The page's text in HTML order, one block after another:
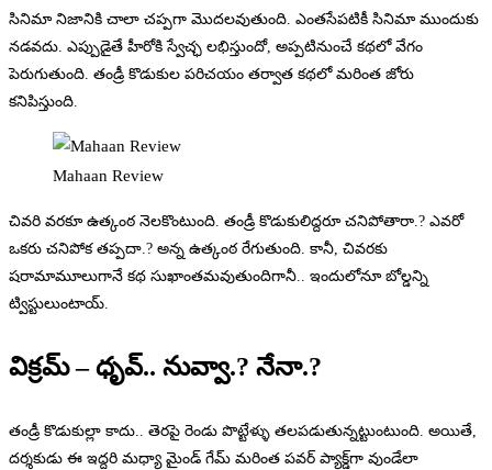
సినిమా నిజానికి చాలా చప్పగా మొదలవుతుంది. ఎంతసేపటికీ సినిమా ముందుకు
నడవదు. ఎప్పుడైతే హీరోకి స్వేచ్ఛ లభిస్తుందో, అప్పటినుంచే కథలో వేగం
పెరుగుతుంది. తండ్రీ కొడుకుల పరిచయం తర్వాత కథలో మరింత జోరు
కనిపిస్తుంది.
Mahaan Review
చివరి వరకూ ఉత్కంఠ నెలకొంటుంది. తండ్రీ కొడుకులిద్దరూ చనిపోతారా.? ఎవరో
ఒకరు చనిపోక తప్పదా.? అన్న ఉత్కంఠ రేగుతుంది. కానీ, చివరకు
షరామామూలుగానే కథ సుఖాంతమవుతుందిగానీ.. ఇందులోనూ బోల్డన్ని
ట్విస్టులుంటాయ్.
విక్రమ్ – ధృవ్.. నువ్వా.? నేనా.?
తండ్రీ కొడుకుల్లా కాదు.. తెరపై రెండు పొట్టేళ్ళు తలపడుతున్నట్టుంటుంది. అయితే,
దర్శకుడు ఈ ఇద్దరి మధ్యా మైండ్ గేమ్ మరింత పవర్ ప్యాక్డ్‌గా వుండేలా